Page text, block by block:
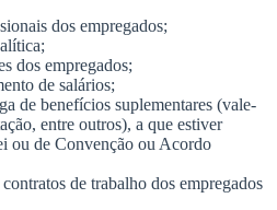
dos empregados;
dos empregados;
de salários;
de benefícios suplementares (vale-
entre outros), a que estiver
ou de Convenção ou Acordo
de trabalho dos empregados